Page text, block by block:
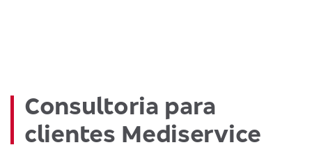
Consultoria para
clientes Mediservice